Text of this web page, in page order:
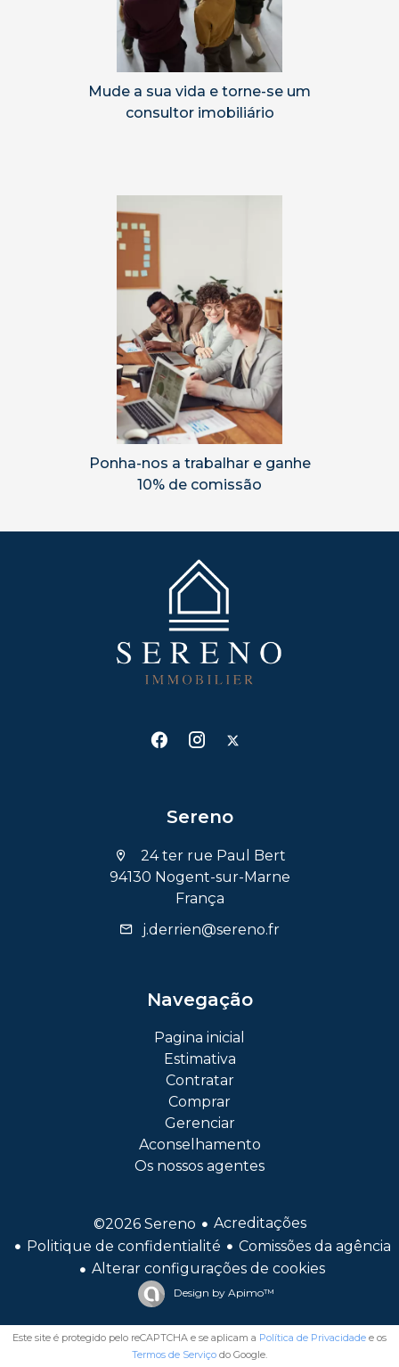
Mude a sua vida e torne-se um
consultor imobiliário
Ponha-nos a trabalhar e ganhe
10% de comissão
Sereno
24 ter rue Paul Bert
94130 Nogent-sur-Marne
França
j.derrien@sereno.fr
Navegação
Pagina inicial
Estimativa
Contratar
Comprar
Gerenciar
Aconselhamento
Os nossos agentes
©2026 Sereno
Acreditações
Politique de confidentialité
Comissões da agência
Alterar configurações de cookies
Design by Apimo™
Este site é protegido pelo reCAPTCHA e se aplicam a Política de Privacidade e os
Termos de Serviço do Google.